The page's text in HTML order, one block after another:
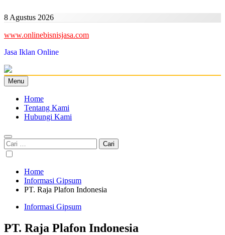
to
8 Agustus 2026
www.onlinebisnisjasa.com
Jasa Iklan Online
Menu
Home
Tentang Kami
Hubungi Kami
Cari
untuk:
Home
Informasi Gipsum
PT. Raja Plafon Indonesia
Informasi Gipsum
PT. Raja Plafon Indonesia